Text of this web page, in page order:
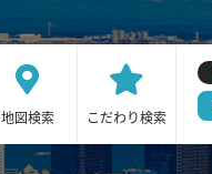
地図検索 こだわり検索